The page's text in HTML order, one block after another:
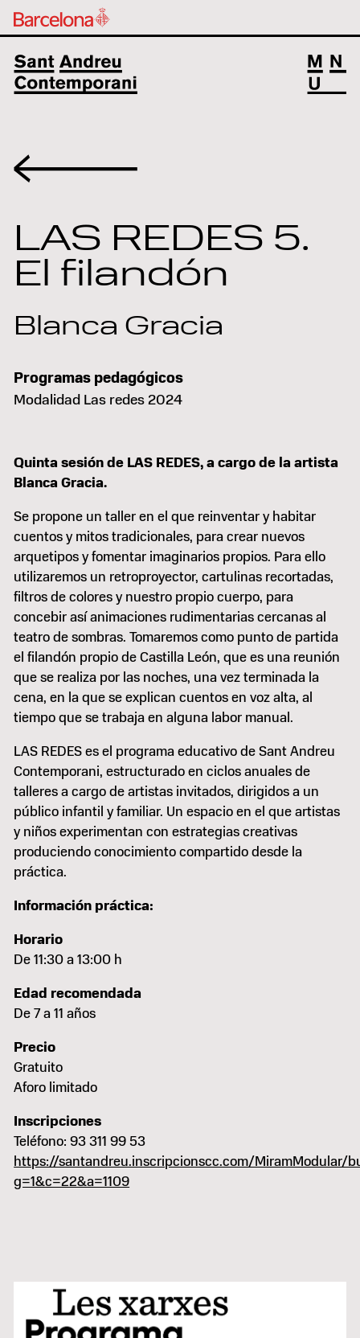
LAS REDES 5.
El filandón
Blanca Gracia
Programas pedagógicos
Modalidad Las redes 2024
Quinta sesión de LAS REDES, a cargo de la artista
Blanca Gracia.
Se propone un taller en el que reinventar y habitar
cuentos y mitos tradicionales, para crear nuevos
arquetipos y fomentar imaginarios propios. Para ello
utilizaremos un retroproyector, cartulinas recortadas,
filtros de colores y nuestro propio cuerpo, para
concebir así animaciones rudimentarias cercanas al
teatro de sombras. Tomaremos como punto de partida
el filandón propio de Castilla León, que es una reunión
que se realiza por las noches, una vez terminada la
cena, en la que se explican cuentos en voz alta, al
tiempo que se trabaja en alguna labor manual.
LAS REDES es el programa educativo de Sant Andreu
Contemporani, estructurado en ciclos anuales de
talleres a cargo de artistas invitados, dirigidos a un
público infantil y familiar. Un espacio en el que artistas
y niños experimentan con estrategias creativas
produciendo conocimiento compartido desde la
práctica.
Información práctica:
Horario
De 11:30 a 13:00 h
Edad recomendada
De 7 a 11 años
Precio
Gratuito
Aforo limitado
Inscripciones
Teléfono: 93 311 99 53
https://santandreu.inscripcionscc.com/MiramModular/
g=1&c=22&a=1109